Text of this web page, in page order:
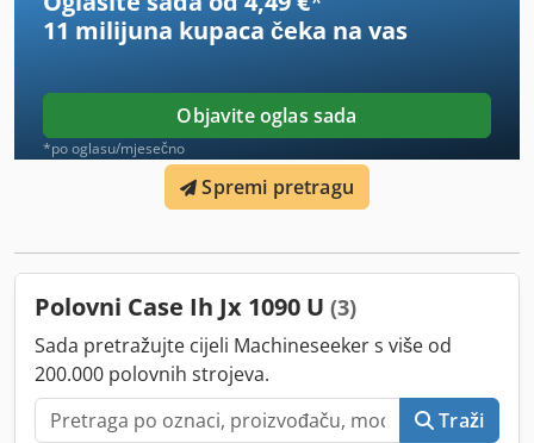
11 milijuna kupaca čeka na vas
Objavite oglas sada
*po oglasu/mjesečno
Spremi pretragu
Polovni Case Ih Jx 1090 U (3)
Sada pretražujte cijeli Machineseeker s više od
200.000 polovnih strojeva.
Traži